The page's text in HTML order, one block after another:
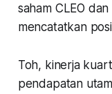
saham CLEO
mencatatkan
Toh, kinerja
pendapatan